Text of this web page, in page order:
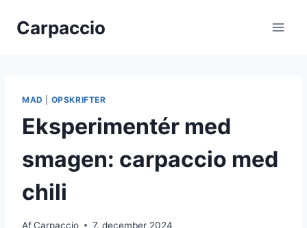
Carpaccio
MAD OPSKRIFTER
Eksperimentér med
smagen: carpaccio med
chili
AfCarpaccio 7. december 2024